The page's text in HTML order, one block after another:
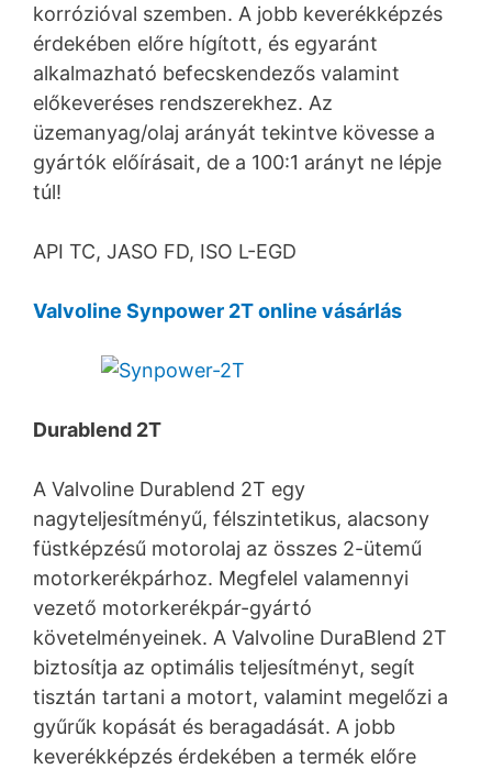
korrózióval szemben. A jobb keverékképzés
érdekében előre hígított, és egyaránt
alkalmazható befecskendezős valamint
előkeveréses rendszerekhez. Az
üzemanyag/olaj arányát tekintve kövesse a
gyártók előírásait, de a 100:1 arányt ne lépje
túl!
API TC, JASO FD, ISO L-EGD
Valvoline Synpower 2T online vásárlás
Durablend 2T
A Valvoline Durablend 2T egy
nagyteljesítményű, félszintetikus, alacsony
füstképzésű motorolaj az összes 2-ütemű
motorkerékpárhoz. Megfelel valamennyi
vezető motorkerékpár-gyártó
követelményeinek. A Valvoline DuraBlend 2T
biztosítja az optimális teljesítményt, segít
tisztán tartani a motort, valamint megelőzi a
gyűrűk kopását és beragadását. A jobb
keverékképzés érdekében a termék előre